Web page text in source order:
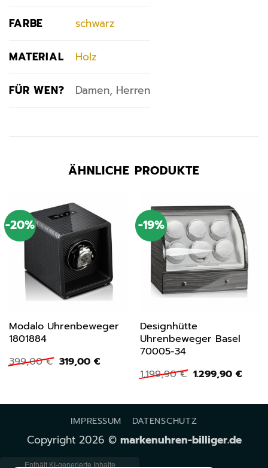
FARBE schwarz
MATERIAL Holz
FÜR WEN? Damen, Herren
ÄHNLICHE PRODUKTE
-20%
Modalo Uhrenbeweger
1801884
399,00€ Ursprünglicher
Preis
319,00 €Aktueller
-19%
Designhütte
Uhrenbeweger Basel
70005-34
1.199,90€ Ursprünglicher
1.199,90 €
1.299,90 €
IMPRESSUM DATENSCHUTZ
Copyright 2026 © markenuhren-billiger.de